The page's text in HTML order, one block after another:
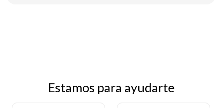
Estamos para ayudarte